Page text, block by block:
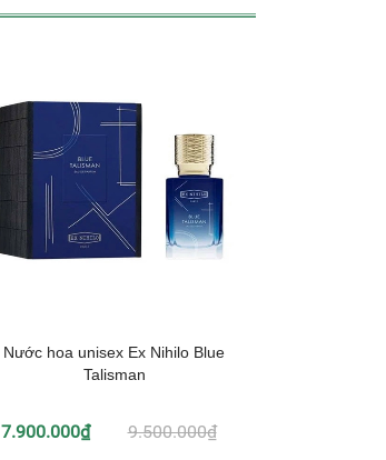
Nước hoa unisex Ex Nihilo Blue
Talisman
7.900.000₫ 9.500.000₫